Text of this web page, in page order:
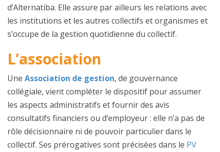
d’Alternatiba. Elle assure par ailleurs les relations avec
les institutions et les autres collectifs et organismes et
s’occupe de la gestion quotidienne du collectif.
L’association
Une Association de gestion, de gouvernance
collégiale, vient compléter le dispositif pour assumer
les aspects administratifs et fournir des avis
consultatifs financiers ou d’employeur : elle n’a pas de
rôle décisionnaire ni de pouvoir particulier dans le
collectif. Ses prérogatives sont précisées dans le PV